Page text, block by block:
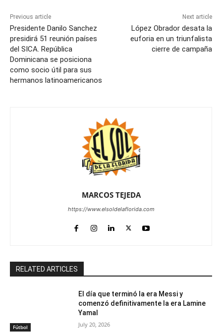
Previous article
Presidente Danilo Sanchez
presidirá 51 reunión países
del SICA. República
Dominicana se posiciona
como socio útil para sus
hermanos latinoamericanos
Next article
López Obrador desata la
euforia en un triunfalista
cierre de campaña
MARCOS TEJEDA
https://www.elsoldelaflorida.com
RELATED ARTICLES
Fútbol
El día que terminó la era Messi y
comenzó definitivamente la era Lamine
Yamal
July 20, 2026